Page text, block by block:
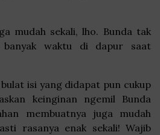
mudah sekali, lho. Bunda tak
banyak waktu di dapur saat
isi yang didapat pun cukup
keinginan ngemil Bunda
membuatnya juga mudah
rasanya enak sekali! Wajib